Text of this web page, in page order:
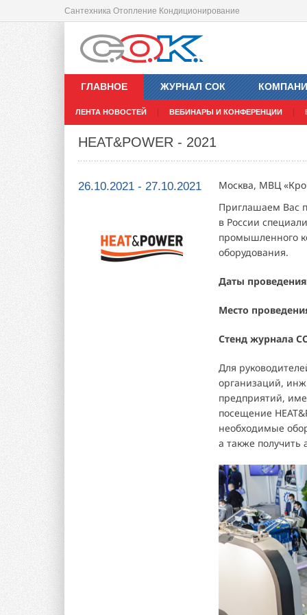
Сантехника Отопление Кондиционирование
ГЛАВНОЕ
ЛЕНТА НОВОСТЕЙ ВЕБИНАРЫ И КОНФЕРЕНЦИИ
ЖУРНАЛ СОК
HEAT&POWER - 2021
26.10.2021 - 27.10.2021
Москва, МВЦ
Приглашаем Вас
в России
промышленного
оборудования.
Даты
Место
Стенд журнала
Для
организаций,
предприятий,
посещение
необходимые
а также